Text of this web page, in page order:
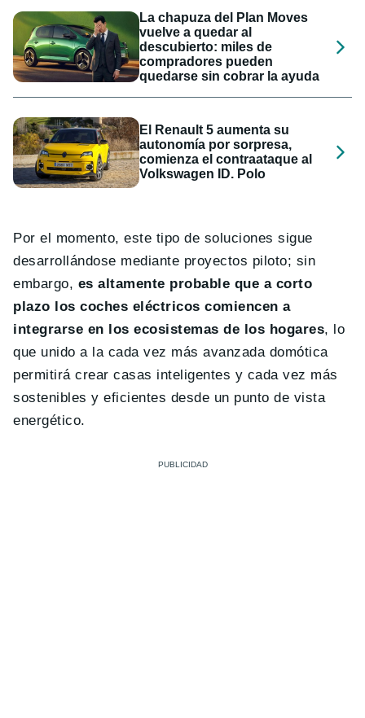
La chapuza del Plan Moves
vuelve a quedar al
descubierto: miles de
compradores pueden
quedarse sin cobrar la ayuda
El Renault 5 aumenta su
autonomía por sorpresa,
comienza el contraataque al
Volkswagen ID. Polo
Por el momento, este tipo de soluciones sigue
desarrollándose mediante proyectos piloto; sin
embargo, es altamente probable que a corto
plazo los coches eléctricos comiencen a
integrarse en los ecosistemas de los hogares, lo
que unido a la cada vez más avanzada domótica
permitirá crear casas inteligentes y cada vez más
sostenibles y eficientes desde un punto de vista
energético.